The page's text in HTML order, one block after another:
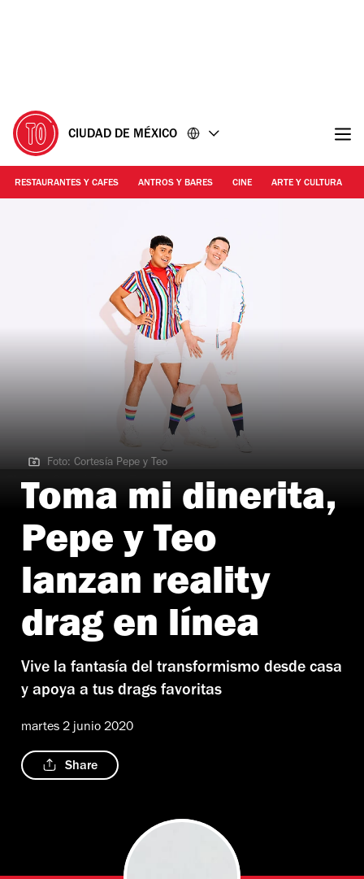
CIUDAD DE MÉXICO
RESTAURANTES Y CAFES ANTROS Y BARES CINE ARTE Y CULTURA
Foto: Cortesía Pepe y Teo
Foto: Cortesía Pepe y Teo
Toma mi dinerita,
Pepe y Teo
lanzan reality
drag en línea
Vive la fantasía del transformismo desde casa
y apoya a tus drags favoritas
martes 2 junio 2020
Share